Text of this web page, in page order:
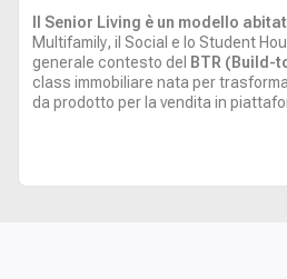
Il Senior Living è un modello
Multifamily, il Social e lo Student
generale contesto del BTR (Build-
class immobiliare nata per
da prodotto per la vendita in
nel nostro articolo